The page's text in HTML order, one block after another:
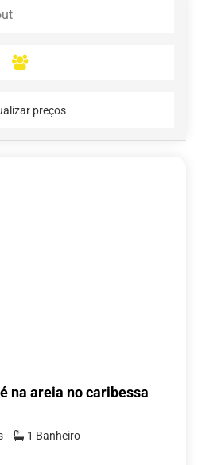
preços
na areia no caribessa
1 Banheiro